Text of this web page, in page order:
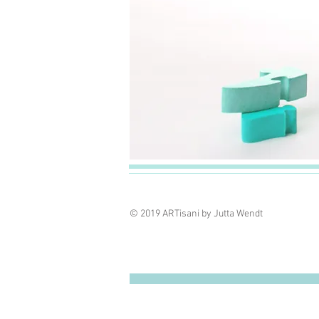
© 2019 ARTisani by Jutta Wendt